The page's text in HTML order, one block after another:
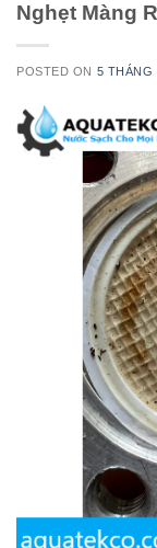
Nghẹt Màng
POSTED ON 5 THÁNG